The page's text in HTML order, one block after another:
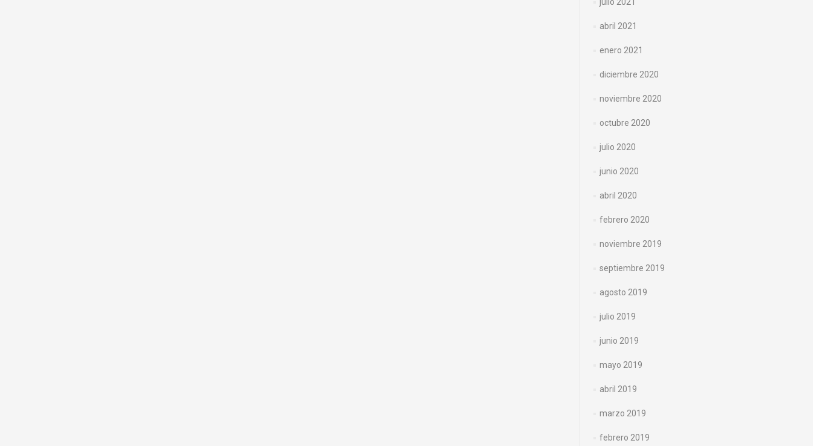
abril 2021
enero 2021
diciembre 2020
noviembre 2020
octubre 2020
julio 2020
junio 2020
abril 2020
febrero 2020
noviembre 2019
septiembre 2019
agosto 2019
julio 2019
junio 2019
mayo 2019
abril 2019
marzo 2019
febrero 2019